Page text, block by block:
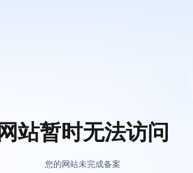
网站暂时无法访问
您的网站未完成备案